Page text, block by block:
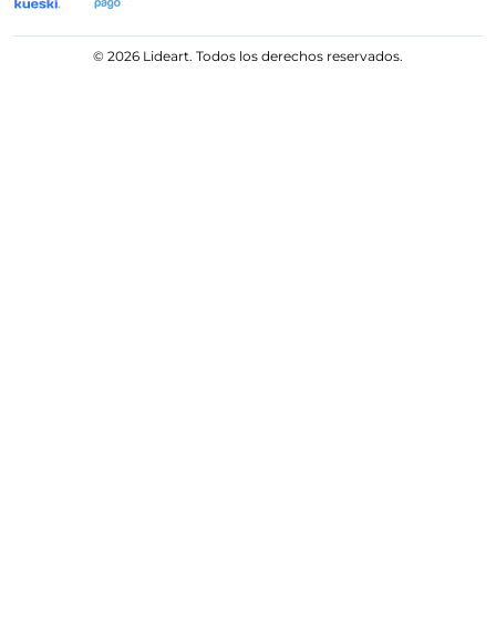
© 2026 Lideart. Todos los derechos reservados.